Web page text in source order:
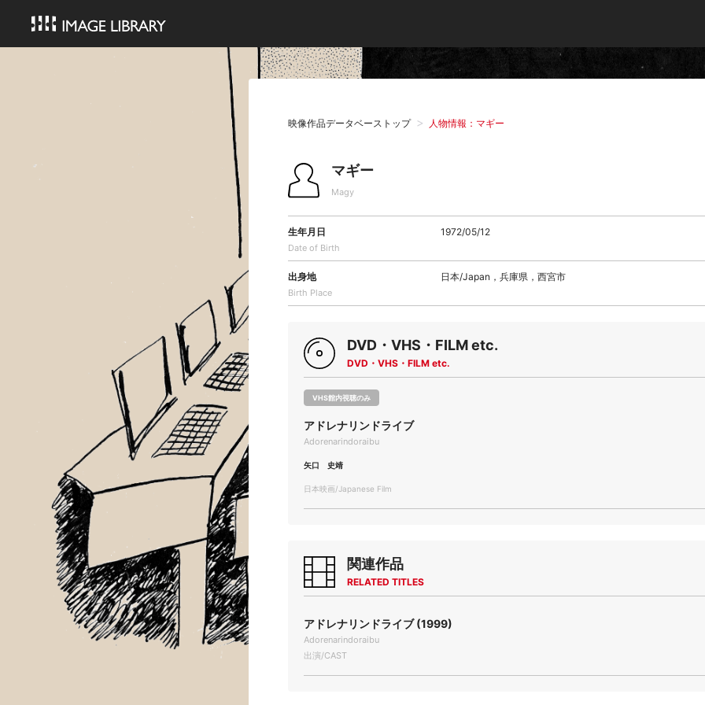
映像作品データベーストップ 人物情報：マギー
マギー
Magy
生年月日
Date of Birth
1972/05/12
出身地
Birth Place
日本/Japan，兵庫県，西宮市
DVD・VHS・FILM etc.
DVD・VHS・FILM etc.
VHS館内視聴のみ
アドレナリンドライブ
Adorenarindoraibu
矢口 史靖
日本映画/Japanese Film
関連作品
RELATED TITLES
アドレナリンドライブ (1999)
Adorenarindoraibu
出演/CAST